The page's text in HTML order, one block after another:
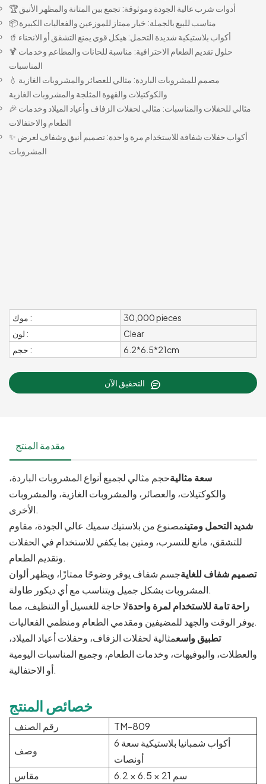
🏆 أدوات شرب عالية الجودة وموثوقة: تجمع بين المتانة والمظهر الأنيق
📦 مناسب للبيع بالجملة: خيار ممتاز للموزعين والفعاليات الكبيرة
🥤 أكواب بلاستيكية شديدة التحمل: هيكل قوي يمنع التشقق أو الانحناء
🍹 حلول تقديم الطعام الاحترافية: مناسبة للحانات والمطاعم وخدمات
المناسبات
💧 مصمم للمشروبات الباردة: مثالي للعصائر والمشروبات الغازية
والكوكتيلات والقهوة المثلجة والمشروبات الغازية
🎉 مثالي للحفلات والمناسبات: مثالي لحفلات الزفاف وأعياد الميلاد وخدمات
الطعام والاحتفالات
✨ أكواب حفلات شفافة للاستخدام مرة واحدة: تصميم أنيق وشفاف لعرض
المشروبات
موك :
30,000 pieces
لون :
Clear
حجم :
6.2*6.5*21cm
مقدمة المنتج
سعة مثاليةحجم مثالي لجميع أنواع المشروبات الباردة،
والكوكتيلات، والعصائر، والمشروبات الغازية، والمشروبات
الأخرى.
شديد التحمل ومتينمصنوع من بلاستيك سميك عالي الجودة، مقاوم
للتشقق، مانع للتسرب، ومتين بما يكفي للاستخدام في الحفلات
وتقديم الطعام.
تصميم شفاف للغايةجسم شفاف يوفر وضوحًا ممتازًا، ويظهر ألوان
المشروبات بشكل جميل ويتناسب مع أي ديكور طاولة.
راحة تامة للاستخدام لمرة واحدةلا حاجة للغسيل أو التنظيف، مما
يوفر الوقت والجهد للمضيفين ومقدمي الطعام ومنظمي الفعاليات.
تطبيق واسعمثالية لحفلات الزفاف، وحفلات أعياد الميلاد،
والعطلات، والبوفيهات، وخدمات الطعام، وجميع المناسبات اليومية
أو الاحتفالية.
خصائص المنتج
رقم الصنف
TM-809
وصف
أكواب شمبانيا بلاستيكية سعة 6
أونصات
مقاس
6.2 × 6.5 × 21 سم